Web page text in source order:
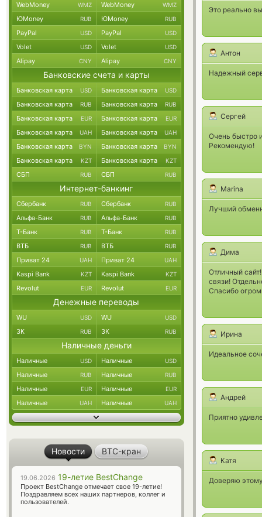
Это реально
Антон
Надежный
Сергей
Очень быстро
Рекомендую!
Marina
Лучший
Дима
Отличный
связи!
Спасибо
Ирина
Идеальное
Андрей
Приятно
Катя
Доверяю
WebMoney WMZ WebMoney WMZ
ЮMoney RUB ЮMoney RUB
PayPal USD PayPal USD
Volet USD Volet USD
Alipay CNY Alipay CNY
Банковские счета и карты
Банковская карта USD Банковская карта USD
Банковская карта RUB Банковская карта RUB
Банковская карта EUR Банковская карта EUR
Банковская карта UAH Банковская карта UAH
Банковская карта BYN Банковская карта BYN
Банковская карта KZT Банковская карта KZT
СБП RUB СБП RUB
Интернет-банкинг
Сбербанк RUB Сбербанк RUB
Альфа-Банк RUB Альфа-Банк RUB
Т-Банк RUB Т-Банк RUB
ВТБ RUB ВТБ RUB
Приват 24 UAH Приват 24 UAH
Kaspi Bank KZT Kaspi Bank KZT
Revolut EUR Revolut EUR
Денежные переводы
WU USD WU USD
ЗК RUB ЗК RUB
Наличные деньги
Наличные USD Наличные USD
Наличные RUB Наличные RUB
Наличные EUR Наличные EUR
Наличные UAH Наличные UAH
Новости BTC-кран
19.06.2026 19-летие BestChange
Проект BestChange отмечает свое 19-летие!
Поздравляем всех наших партнеров, коллег и
пользователей.